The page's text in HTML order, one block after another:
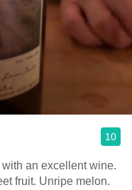
10
an excellent wine.
fruit. Unripe melon.